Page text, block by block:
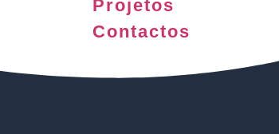
Projetos
Contactos